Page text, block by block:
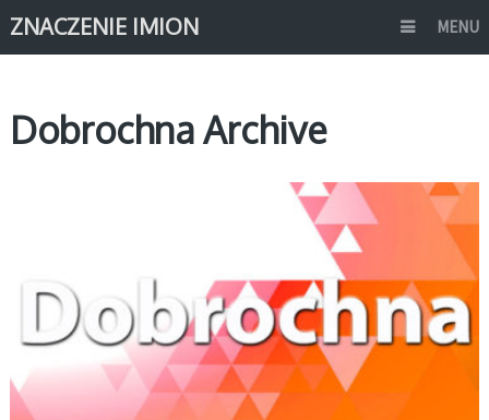
ZNACZENIE IMION MENU
Dobrochna Archive